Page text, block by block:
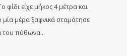
φίδι είχε μήκος 4 μέτρα και
μία μέρα ξαφνικά σταμάτησε
του πύθωνα…